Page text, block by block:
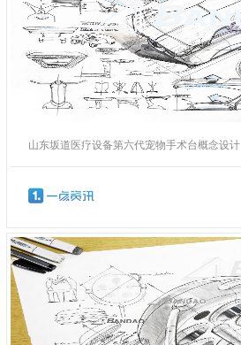
山东坂道医疗设备第六代宠物手术台概念设计